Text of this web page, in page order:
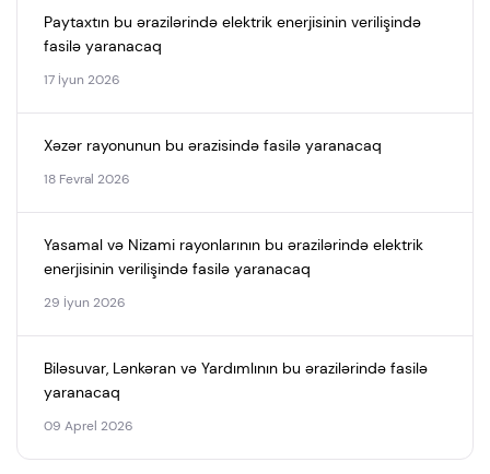
Paytaxtın bu ərazilərində elektrik enerjisinin verilişində
fasilə yaranacaq
17 İyun 2026
Xəzər rayonunun bu ərazisində fasilə yaranacaq
18 Fevral 2026
Yasamal və Nizami rayonlarının bu ərazilərində elektrik
enerjisinin verilişində fasilə yaranacaq
29 İyun 2026
Biləsuvar, Lənkəran və Yardımlının bu ərazilərində fasilə
yaranacaq
09 Aprel 2026